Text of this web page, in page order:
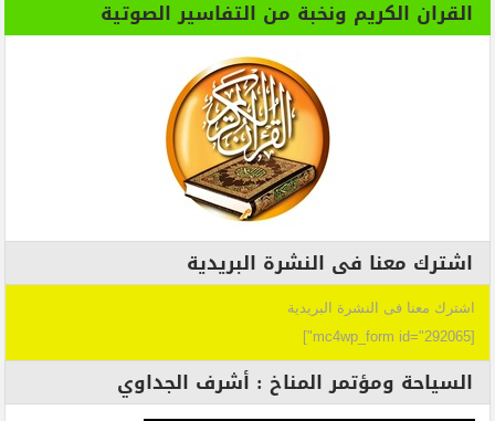
القران الكريم ونخبة من التفاسير الصوتية
اشترك معنا فى النشرة البريدية
اشترك معنا فى النشرة البريدية
[mc4wp_form id="292065"]
السياحة ومؤتمر المناخ : أشرف الجداوي